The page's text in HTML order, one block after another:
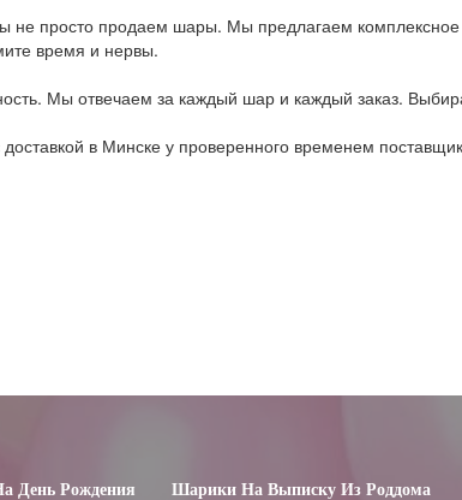
просто продаем шары. Мы предлагаем
время и нервы.
Мы отвечаем за каждый шар и каждый заказ.
в Минске у проверенного временем
День Рождения Шарики На Выписку Из Роддома